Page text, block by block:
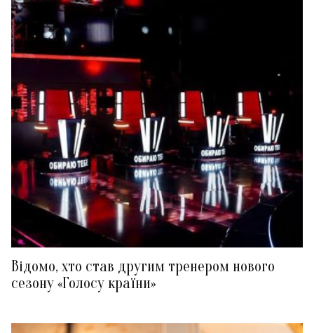
Відомо, хто став другим тренером нового
сезону «Голосу країни»